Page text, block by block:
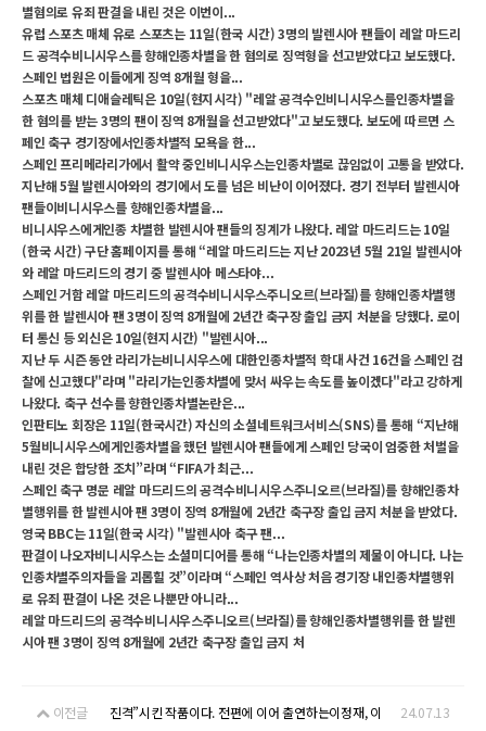
별혐의로 유죄 판결을 내린 것은 이번이...
유럽 스포츠 매체 유로 스포츠는 11일(한국 시간) 3명의 발렌시아 팬들이 레알 마드리
드 공격수비니시우스를 향해인종차별을 한 혐의로 징역형을 선고받았다고 보도했다.
스페인 법원은 이들에게 징역 8개월 형을...
스포츠 매체 디애슬레틱은 10일(현지시각) "레알 공격수인비니시우스를인종차별을
한 혐의를 받는 3명의 팬이 징역 8개월을 선고받았다"고 보도했다. 보도에 따르면 스
페인 축구 경기장에서인종차별적 모욕을 한...
스페인 프리메라리가에서 활약 중인비니시우스는인종차별로 끊임없이 고통을 받았다.
지난해 5월 발렌시아와의 경기에서 도를 넘은 비난이 이어졌다. 경기 전부터 발렌시아
팬들이비니시우스를 향해인종차별을...
비니시우스에게인종 차별한 발렌시아 팬들의 징계가 나왔다. 레알 마드리드는 10일
(한국 시간) 구단 홈페이지를 통해 “레알 마드리드는 지난 2023년 5월 21일 발렌시아
와 레알 마드리드의 경기 중 발렌시아 메스타야...
스페인 거함 레알 마드리드의 공격수비니시우스주니오르(브라질)를 향해인종차별행
위를 한 발렌시아 팬 3명이 징역 8개월에 2년간 축구장 출입 금지 처분을 당했다. 로이
터 통신 등 외신은 10일(현지시간) "발렌시아...
지난 두 시즌 동안 라리가는비니시우스에 대한인종차별적 학대 사건 16건을 스페인 검
찰에 신고했다"라며 "라리가는인종차별에 맞서 싸우는 속도를 높이겠다"라고 강하게
나왔다. 축구 선수를 향한인종차별논란은...
인판티노 회장은 11일(한국시간) 자신의 소셜네트워크서비스(SNS)를 통해 “지난해
5월비니시우스에게인종차별을 했던 발렌시아 팬들에게 스페인 당국이 엄중한 처벌을
내린 것은 합당한 조치”라며 “FIFA가 최근...
스페인 축구 명문 레알 마드리드의 공격수비니시우스주니오르(브라질)를 향해인종차
별행위를 한 발렌시아 팬 3명이 징역 8개월에 2년간 축구장 출입 금지 처분을 받았다.
영국 BBC는 11일(한국 시각) "발렌시아 축구 팬...
판결이 나오자비니시우스는 소셜미디어를 통해 “나는인종차별의 제물이 아니다. 나는
인종차별주의자들을 괴롭힐 것”이라며 “스페인 역사상 처음 경기장 내인종차별행위
로 유죄 판결이 나온 것은 나뿐만 아니라...
레알 마드리드의 공격수비니시우스주니오르(브라질)를 향해인종차별행위를 한 발렌
시아 팬 3명이 징역 8개월에 2년간 축구장 출입 금지 처
이전글 진격”시킨 작품이다. 전편에 이어 출연하는이정재, 이 24.07.13